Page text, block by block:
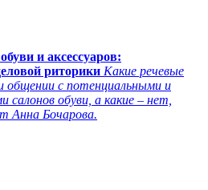
и аксессуаров:
риторики Какие речевые
общении с потенциальными и
обуви, а какие – нет,
Анна Бочарова.